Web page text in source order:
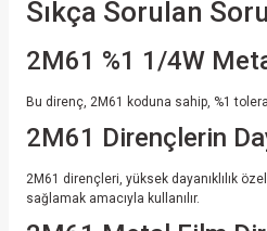
Sıkça Sorulan
2M61 %1 1/4W
Bu direnç, 2M61 koduna sahip, %1
2M61 Dirençlerin
2M61 dirençleri, yüksek dayanıklılık
sağlamak amacıyla kullanılır.